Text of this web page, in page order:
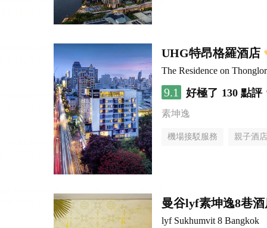
UHG特昂格羅酒店
The Residence on
9.1 好極了 130 點評
素坤逸
機場接駁服務 親子酒店
曼谷lyf素坤逸8巷酒
lyf Sukhumvit 8 Bangkok